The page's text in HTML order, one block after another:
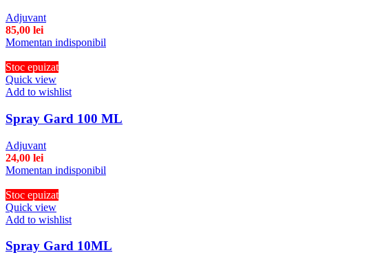
Adjuvant
85,00 lei
Momentan indisponibil
Stoc epuizat
Quick view
Add to wishlist
Spray Gard 100 ML
Adjuvant
24,00 lei
Momentan indisponibil
Stoc epuizat
Quick view
Add to wishlist
Spray Gard 10ML